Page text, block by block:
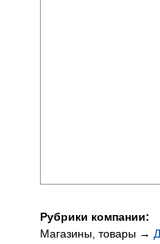
Рубрики компании:
Магазины, товары →